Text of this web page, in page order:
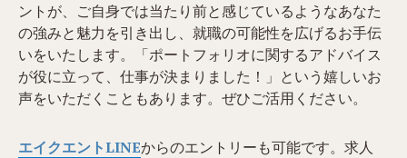
ントが、ご自身では当たり前と感じているようなあなた
の強みと魅力を引き出し、就職の可能性を広げるお手伝
いをいたします。「ポートフォリオに関するアドバイス
が役に立って、仕事が決まりました！」という嬉しいお
声をいただくこともあります。ぜひご活用ください。
エイクエントLINEからのエントリーも可能です。求人